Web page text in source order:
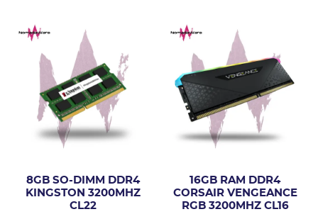
8GB SO-DIMM DDR4
KINGSTON 3200MHZ
CL22
16GB RAM DDR4
CORSAIR VENGEANCE
RGB 3200MHZ CL16